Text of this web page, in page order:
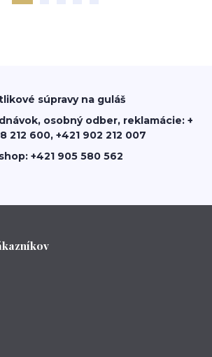
súpravy na guláš
osobný odber, reklamácie: +
212 600, +421 902 212 007
+421 905 580 562